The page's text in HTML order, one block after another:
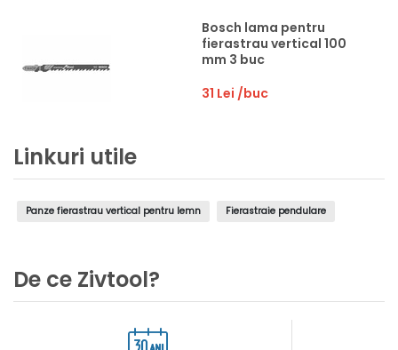
Bosch lama pentru
fierastrau vertical 100
mm 3 buc
31 Lei /buc
Linkuri utile
Panze fierastrau vertical pentru lemn Fierastraie pendulare
De ce Zivtool?